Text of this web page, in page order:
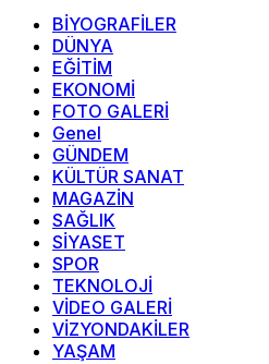
BİYOGRAFİLER
DÜNYA
EĞİTİM
EKONOMİ
FOTO GALERİ
Genel
GÜNDEM
KÜLTÜR SANAT
MAGAZİN
SAĞLIK
SİYASET
SPOR
TEKNOLOJİ
VİDEO GALERİ
VİZYONDAKİLER
YAŞAM